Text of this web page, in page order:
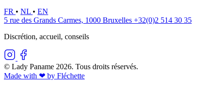
FR • NL • EN
5 rue des Grands Carmes, 1000 Bruxelles +32(0)2 514 30 35
Discrétion, accueil, conseils
© Lady Paname 2026. Tous droits réservés.
Made with ❤︎ by Fléchette